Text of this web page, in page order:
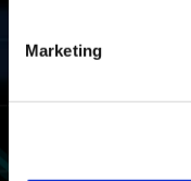
MarketingМастер